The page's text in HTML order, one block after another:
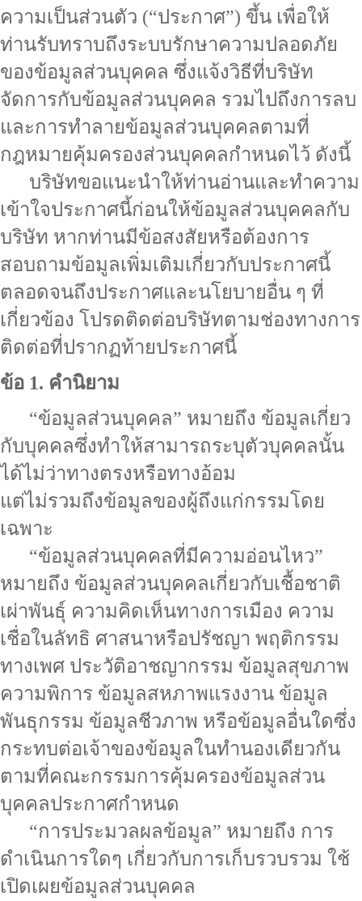
ความเป็นส่วนตัว (“ประกาศ”) ขึ้น เพื่อให้
ท่านรับทราบถึงระบบรักษาความปลอดภัย
ของข้อมูลส่วนบุคคล ซึ่งแจ้งวิธีที่บริษัท
จัดการกับข้อมูลส่วนบุคคล รวมไปถึงการลบ
และการทำลายข้อมูลส่วนบุคคลตามที่
กฎหมายคุ้มครองส่วนบุคคลกำหนดไว้ ดังนี้
บริษัทขอแนะนำให้ท่านอ่านและทำความ
เข้าใจประกาศนี้ก่อนให้ข้อมูลส่วนบุคคลกับ
บริษัท หากท่านมีข้อสงสัยหรือต้องการ
สอบถามข้อมูลเพิ่มเติมเกี่ยวกับประกาศนี้
ตลอดจนถึงประกาศและนโยบายอื่น ๆ ที่
เกี่ยวข้อง โปรดติดต่อบริษัทตามช่องทางการ
ติดต่อที่ปรากฏท้ายประกาศนี้
ข้อ 1. คำนิยาม
“ข้อมูลส่วนบุคคล” หมายถึง ข้อมูลเกี่ยว
กับบุคคลซึ่งทำให้สามารถระบุตัวบุคคลนั้น
ได้ไม่ว่าทางตรงหรือทางอ้อม
แต่ไม่รวมถึงข้อมูลของผู้ถึงแก่กรรมโดย
เฉพาะ
“ข้อมูลส่วนบุคคลที่มีความอ่อนไหว”
หมายถึง ข้อมูลส่วนบุคคลเกี่ยวกับเชื้อชาติ
เผ่าพันธุ์ ความคิดเห็นทางการเมือง ความ
เชื่อในลัทธิ ศาสนาหรือปรัชญา พฤติกรรม
ทางเพศ ประวัติอาชญากรรม ข้อมูลสุขภาพ
ความพิการ ข้อมูลสหภาพแรงงาน ข้อมูล
พันธุกรรม ข้อมูลชีวภาพ หรือข้อมูลอื่นใดซึ่ง
กระทบต่อเจ้าของข้อมูลในทำนองเดียวกัน
ตามที่คณะกรรมการคุ้มครองข้อมูลส่วน
บุคคลประกาศกำหนด
“การประมวลผลข้อมูล” หมายถึง การ
ดำเนินการใดๆ เกี่ยวกับการเก็บรวบรวม ใช้
เปิดเผยข้อมูลส่วนบุคคล